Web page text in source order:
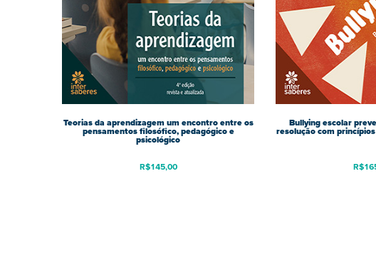
Teorias da aprendizagem um encontro entre os
pensamentos filosófico, pedagógico e
psicológico
R$145,00
Bullying escolar
resolução com
R$